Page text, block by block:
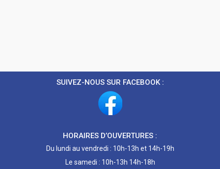
SUIVEZ-NOUS SUR FACEBOOK :
HORAIRES D’OUVERTURES :
Du lundi au vendredi : 10h-13h et 14h-19h
Le samedi : 10h-13h 14h-18h